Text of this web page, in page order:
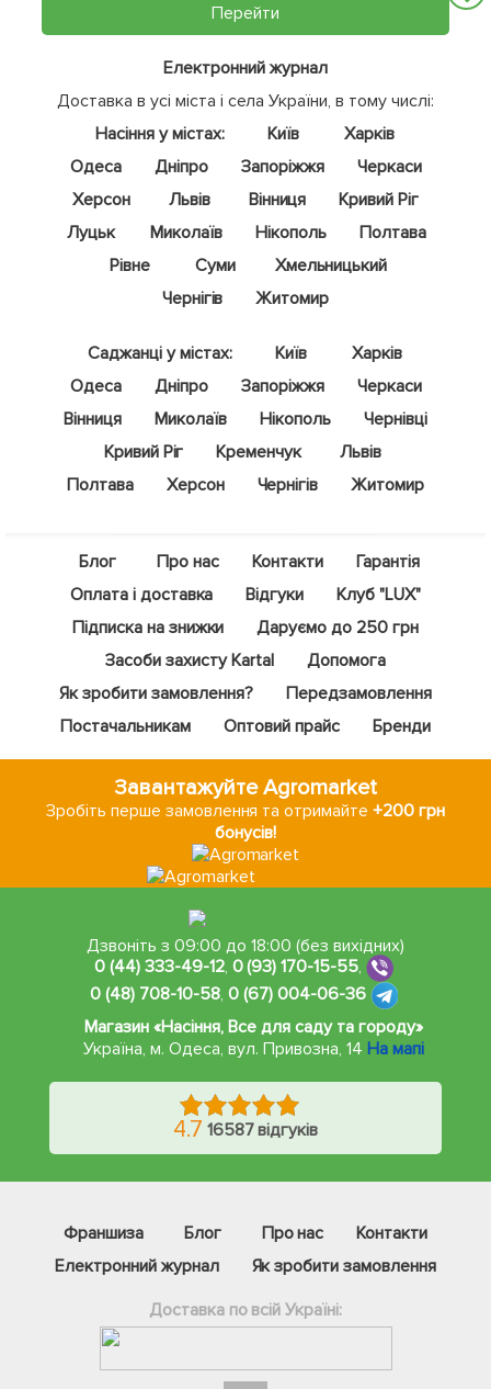
Перейти
Електронний журнал
Доставка в усі міста і села України, в тому числі:
Насіння у містах:
Київ
Харків
Одеса
Дніпро Запоріжжя
Черкаси
Херсон
Львів Вінниця
Кривий Ріг
Луцьк
Миколаїв Нікополь
Полтава
Рівне
Суми
Хмельницький
Чернігів
Житомир
Саджанці у містах: Київ
Харків
Одеса
Дніпро Запоріжжя
Черкаси
Вінниця
Миколаїв Нікополь
Чернівці
Кривий Ріг
Кременчук
Львів
Полтава
Херсон Чернігів Житомир
Блог Про нас Контакти
Гарантія
Оплата і доставка
Відгуки
Клуб "LUX"
Підписка на знижки
Даруємо до 250 грн
Засоби захисту Kartal
Допомога
Як зробити замовлення?
Передзамовлення
Постачальникам
Оптовий прайс Бренди
Завантажуйте Agromarket
Зробіть перше замовлення та отримайте+200 грн
бонусів!
Дзвоніть з 09:00 до 18:00 (без вихідних)
0 (44) 333-49-12, 0 (93) 170-15-55,
0 (48) 708-10-58, 0 (67) 004-06-36
Магазин «Насіння, Все для саду та городу»
Україна, м. Одеса,вул. Привозна, 14 На мапі
4.7 16587 відгуків
Франшиза Блог Про нас
Контакти
Електронний журнал
Як зробити замовлення
Доставка по всій Україні: